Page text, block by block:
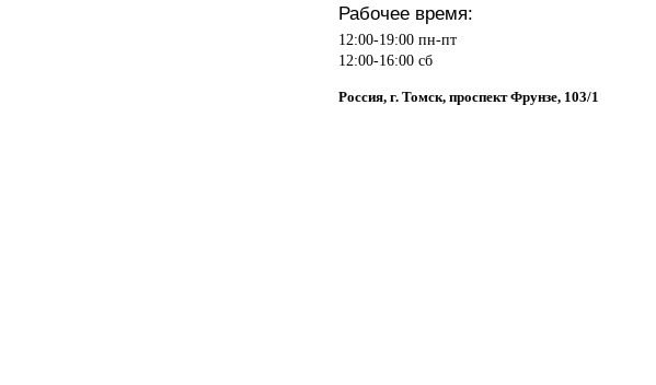
Рабочее время:
12:00-19:00 пн-пт
12:00-16:00 сб
Россия, г. Томск, проспект Фрунзе, 103/1